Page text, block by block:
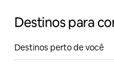
Destinos para
Destinos perto de você